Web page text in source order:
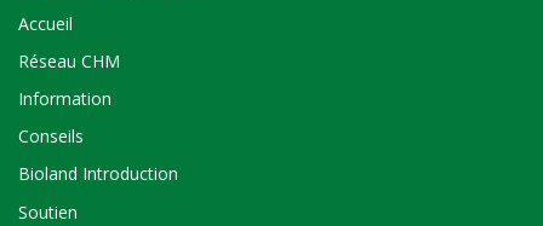
Accueil
Réseau CHM
Information
Conseils
Bioland Introduction
Soutien